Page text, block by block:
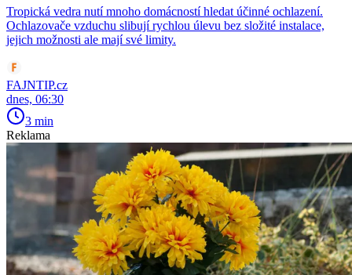
Tropická vedra nutí mnoho domácností hledat účinné ochlazení.
Ochlazovače vzduchu slibují rychlou úlevu bez složité instalace,
jejich možnosti ale mají své limity.
FAJNTIP.cz
dnes, 06:30
3 min
Reklama